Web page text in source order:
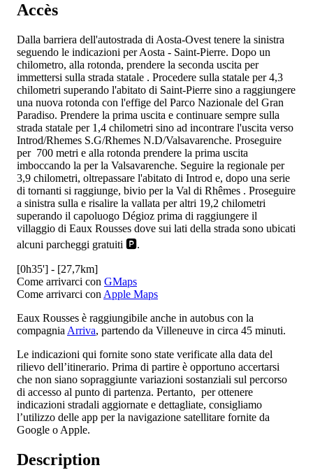
Accès
Dalla barriera dell'autostrada di Aosta-Ovest tenere la sinistra
seguendo le indicazioni per Aosta - Saint-Pierre. Dopo un
chilometro, alla rotonda, prendere la seconda uscita per
immettersi sulla strada statale . Procedere sulla statale per 4,3
chilometri superando l'abitato di Saint-Pierre sino a raggiungere
una nuova rotonda con l'effige del Parco Nazionale del Gran
Paradiso. Prendere la prima uscita e continuare sempre sulla
strada statale per 1,4 chilometri sino ad incontrare l'uscita verso
Introd/Rhemes S.G/Rhemes N.D/Valsavarenche. Proseguire
per 700 metri e alla rotonda prendere la prima uscita
imboccando la per la Valsavarenche. Seguire la regionale per
3,9 chilometri, oltrepassare l'abitato di Introd e, dopo una serie
di tornanti si raggiunge, bivio per la Val di Rhêmes . Proseguire
a sinistra sulla e risalire la vallata per altri 19,2 chilometri
superando il capoluogo Dégioz prima di raggiungere il
villaggio di Eaux Rousses dove sui lati della strada sono ubicati
alcuni parcheggi gratuiti 🅿️.
[0h35'] - [27,7km]
Come arrivarci con GMaps
Come arrivarci con Apple Maps
Eaux Rousses è raggiungibile anche in autobus con la
compagnia Arriva, partendo da Villeneuve in circa 45 minuti.
Le indicazioni qui fornite sono state verificate alla data del
rilievo dell’itinerario. Prima di partire è opportuno accertarsi
che non siano sopraggiunte variazioni sostanziali sul percorso
di accesso al punto di partenza. Pertanto, per ottenere
indicazioni stradali aggiornate e dettagliate, consigliamo
l’utilizzo delle app per la navigazione satellitare fornite da
Google o Apple.
Description